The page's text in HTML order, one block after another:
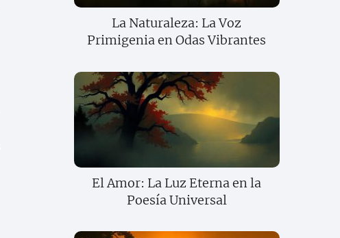
La Naturaleza: La Voz
Primigenia en Odas Vibrantes
El Amor: La Luz Eterna en la
Poesía Universal